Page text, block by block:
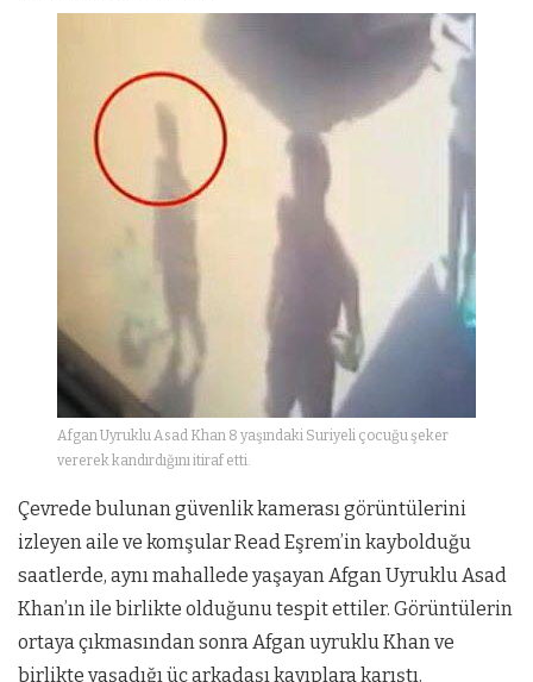
Afgan Uyruklu Asad Khan 8 yaşındaki Suriyeli çocuğu şeker
vererek kandırdığını itiraf etti.
Çevrede bulunan güvenlik kamerası görüntülerini
izleyen aile ve komşular Read Eşrem’in kaybolduğu
saatlerde, aynı mahallede yaşayan Afgan Uyruklu Asad
Khan’ın ile birlikte olduğunu tespit ettiler. Görüntülerin
ortaya çıkmasından sonra Afgan uyruklu Khan ve
birlikte yaşadığı üç arkadaşı kayıplara karıştı.